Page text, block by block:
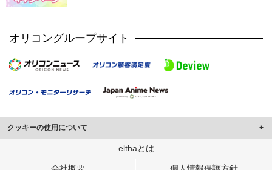
オリコングループサイト
クッキーの使用について
このサイトでは Cookie を使用して、ユーザーに合わせたコンテンツや広告の
行っています。
elthaとは